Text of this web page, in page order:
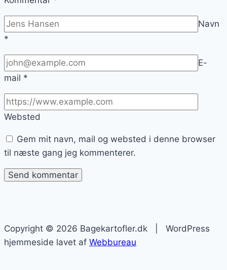
Navn
*
E-
mail *
Websted
Gem mit navn, mail og websted i denne browser
til næste gang jeg kommenterer.
Copyright © 2026 Bagekartofler.dk | WordPress
hjemmeside lavet af Webbureau